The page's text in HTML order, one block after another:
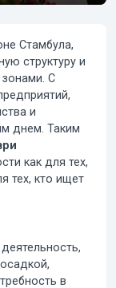
Стамбула,
структуру и
С
и
днем. Таким
как для тех,
тех, кто ищет
в